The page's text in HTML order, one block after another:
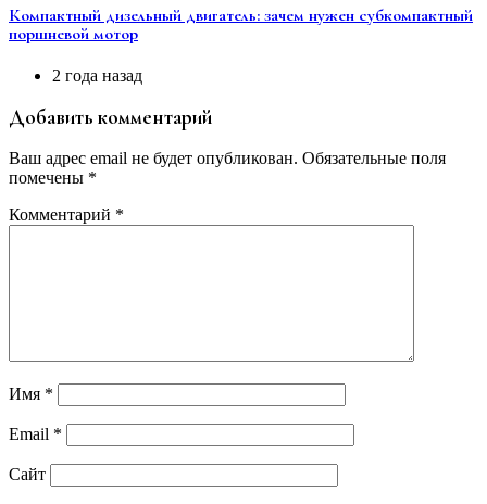
Компактный дизельный двигатель: зачем нужен субкомпактный
поршневой мотор
2 года назад
Добавить комментарий
Ваш адрес email не будет опубликован. Обязательные поля
помечены *
Комментарий *
Имя *
Email *
Сайт